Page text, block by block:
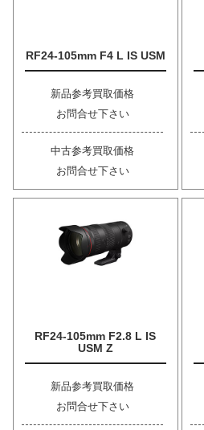
RF24-105mm F4 L IS USM
新品参考買取価格
お問合せ下さい
中古参考買取価格
お問合せ下さい
RF24-105mm F2.8 L IS
USM Z
新品参考買取価格
お問合せ下さい